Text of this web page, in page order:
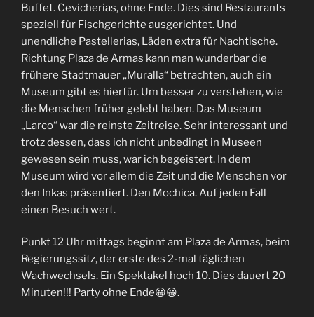
Buffet. Cevicherias, ohne Ende. Dies sind Restaurants
speziell für Fischgerichte ausgerichtet. Und
unendliche Pastellerias, Läden extra für Nachtische.
Richtung Plaza de Armas kann man wunderbar die
frühere Stadtmauer „Muralla“ betrachten, auch ein
Museum gibt es hierfür. Um besser zu verstehen, wie
die Menschen früher gelebt haben. Das Museum
„Larco“ war die reinste Zeitreise. Sehr interessant und
trotz dessen, dass ich nicht unbedingt in Museen
gewesen sein muss, war ich begeistert. In dem
Museum wird vor allem die Zeit und die Menschen vor
den Inkas präsentiert. Den Mochica. Auf jeden Fall
einen Besuch wert.
Punkt 12 Uhr mittags beginnt am Plaza de Armas, beim
Regierungssitz, der erste des 2-mal täglichen
Wachwechsels. Ein Spektakel hoch 10. Dies dauert 20
Minuten!!! Party ohne Ende😀😀.